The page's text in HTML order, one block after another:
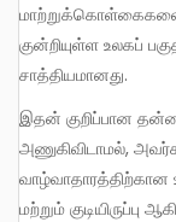
மாற்றுக்கொள்கைகளை
குன்றியுள்ள உலகப்
சாத்தியமானது.
இதன் குறிப்பான தன்மை, தேசிய மற்றும் இயற்கை வளங்களை மக்கள்
அணுகிவிடாமல்,
வாழ்வாதாரத்திற்கான
மற்றும்